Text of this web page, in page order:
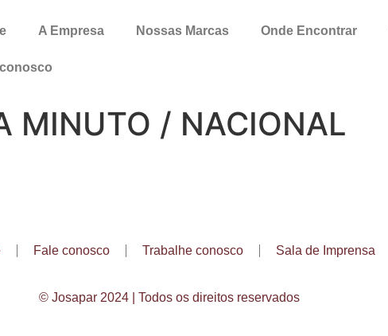
A Empresa Nossas Marcas Onde Encontrar
MINUTO / NACIONAL
Fale conosco Trabalhe conosco Sala de Imprensa
© Josapar 2024 | Todos os direitos reservados